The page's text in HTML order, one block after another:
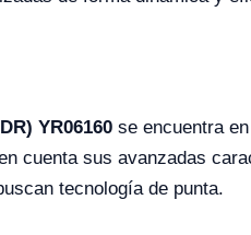
YR06160 se encuentra
cuenta sus avanzadas
tecnología de punta.